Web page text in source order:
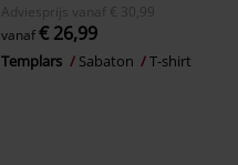
Adviesprijs
vanaf € 30,99
vanaf€ 26,99
Templars Sabaton T-shirt